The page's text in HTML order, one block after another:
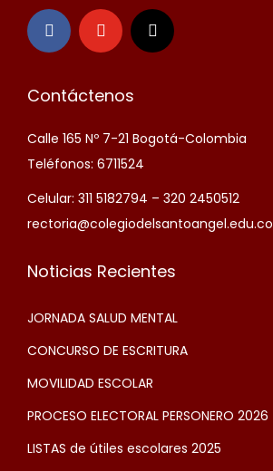
Contáctenos
Calle 165 Nº 7-21 Bogotá-Colombia
Teléfonos: 6711524
Celular: 311 5182794 – 320 2450512
rectoria@colegiodelsantoangel.edu.co
Noticias Recientes
JORNADA SALUD MENTAL
CONCURSO DE ESCRITURA
MOVILIDAD ESCOLAR
PROCESO ELECTORAL PERSONERO 2026
LISTAS de útiles escolares 2025